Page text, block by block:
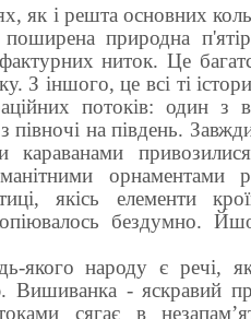
як і решта основних
природна
ниток. Це
З іншого, це всі ті
потоків: один з
на південь.
орнаментами
якісь елементи
бездумно.
якого народу є речі,
Вишиванка - яскравий
сягає в